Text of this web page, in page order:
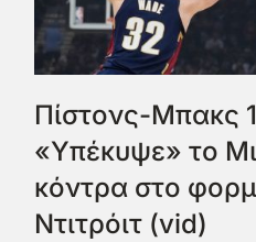
Πίστονς-Μπακς
«Υπέκυψε» το
κόντρα στο
Ντιτρόιτ (vid)